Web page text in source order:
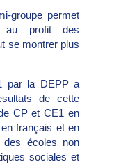
groupe permet
profit des
se montrer plus
par la DEPP a
de cette
CP et CE1 en
français et en
des écoles non
sociales et